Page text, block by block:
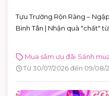
Tựu Trường Rộn Ràng –
Bình Tân | Nhận quà "chất"
Mua sắm ưu đãi Sảnh
Từ 30/07/2026 đến 09/08/